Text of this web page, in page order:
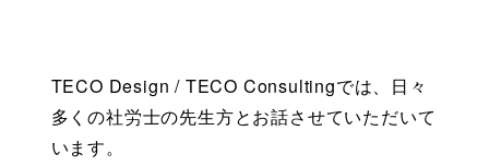
TECO Design / TECO Consultingでは、日々
多くの社労士の先生方とお話させていただいて
います。